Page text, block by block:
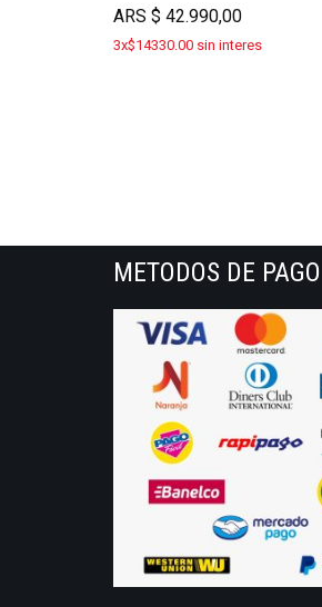
ARS $ 42.990,00
3x$14330.00 sin interes
METODOS DE PAGO